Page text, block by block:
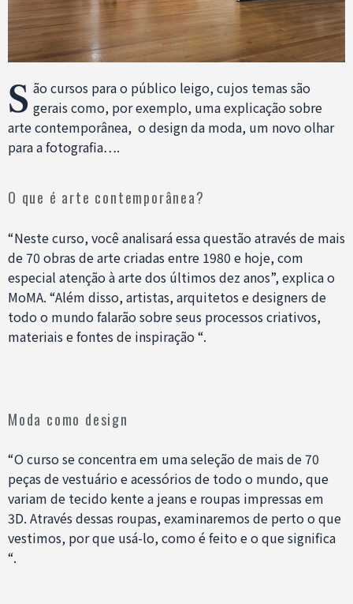
S ão cursos para o público leigo, cujos temas são
gerais como, por exemplo, uma explicação sobre
arte contemporânea, o design da moda, um novo olhar
para a fotografia….
O que é arte contemporânea?
“Neste curso, você analisará essa questão através de mais
de 70 obras de arte criadas entre 1980 e hoje, com
especial atenção à arte dos últimos dez anos”, explica o
MoMA. “Além disso, artistas, arquitetos e designers de
todo o mundo falarão sobre seus processos criativos,
materiais e fontes de inspiração “.
Moda como design
“O curso se concentra em uma seleção de mais de 70
peças de vestuário e acessórios de todo o mundo, que
variam de tecido kente a jeans e roupas impressas em
3D. Através dessas roupas, examinaremos de perto o que
vestimos, por que usá-lo, como é feito e o que significa
“.